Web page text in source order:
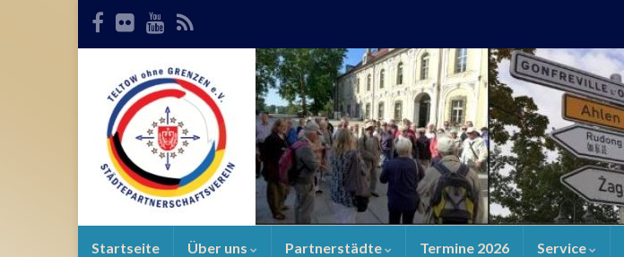
Startseite Über uns Partnerstädte Termine 2026 Service